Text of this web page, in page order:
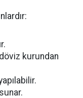
kurundan